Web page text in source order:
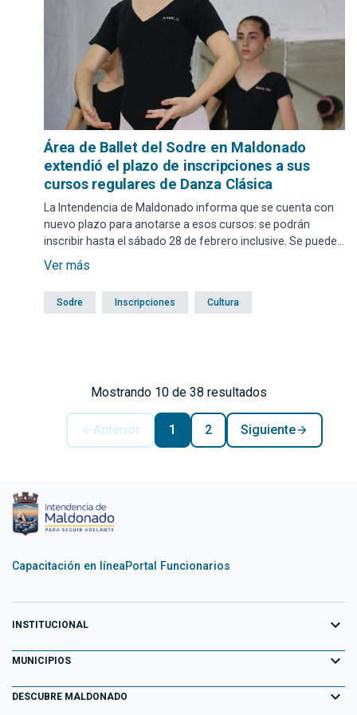
Área de Ballet del Sodre en Maldonado
extendió el plazo de inscripciones a sus
cursos regulares de Danza Clásica
La Intendencia de Maldonado informa que se cuenta con
nuevo plazo para anotarse a esos cursos: se podrán
inscribir hasta el sábado 28 de febrero inclusive. Se pueden
postular niños y niñas de 9 a 12 años de edad para los
cursos regulares de Danza Clásica que se dictarán en 2026;
además, se aclara que no es necesario contar con
conocimientos previos.
Ver más
Sodre Inscripciones Cultura
Mostrando 10 de 38 resultados
Anterior 1 2 Siguiente
Capacitación en líneaPortal Funcionarios
INSTITUCIONAL expand_more
Equipo de Gobierno
Primeros 100 días
MUNICIPIOS expand_more
Aiguá
DESCUBRE MALDONADO expand_more